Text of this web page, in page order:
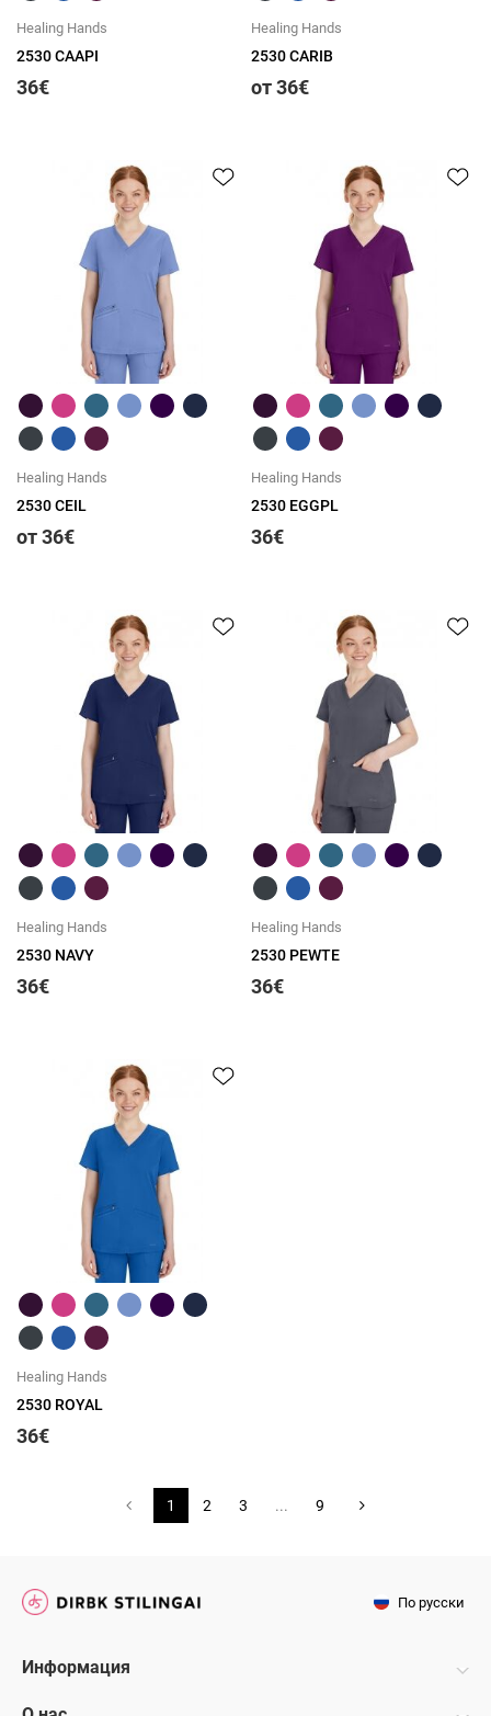
Healing Hands
2530 CAAPI
36€
Healing Hands
2530 CARIB
от 36€
Быстрый обзор
Healing Hands
2530 CEIL
от 36€
Быстрый обзор
Healing Hands
2530 EGGPL
36€
Быстрый обзор
Healing Hands
2530 NAVY
36€
Быстрый обзор
Healing Hands
2530 PEWTE
36€
Быстрый обзор
Healing Hands
2530 ROYAL
36€
1 2 3 ... 9
Информация
По русски